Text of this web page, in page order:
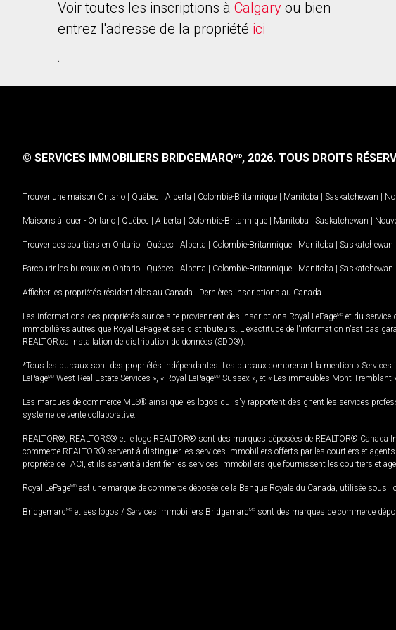
Voir toutes les inscriptions à Calgary ou bien
entrez l'adresse de la propriété ici
.
© SERVICES IMMOBILIERS BRIDGEMARQMD, 2026. TOUS DROITS
Trouver une maison Ontario | Québec | Alberta | Colombie-Britannique | Manitoba | Saskatchewan |
Maisons à louer - Ontario | Québec | Alberta | Colombie-Britannique | Manitoba | Saskatchewan |
Trouver des courtiers en Ontario | Québec | Alberta | Colombie-Britannique | Manitoba | Saskatchewan
Parcourir les bureaux en Ontario | Québec | Alberta | Colombie-Britannique | Manitoba | Saskatchewan
Afficher les propriétés résidentielles au Canada | Dernières inscriptions au Canada
Les informations des propriétés sur ce site proviennent des inscriptions Royal LePageMD et du service
immobilières autres que Royal LePage et ses distributeurs. L'exactitude de l'information n'est pas
REALTOR.ca Installation de distribution de données (SDD®).
*Tous les bureaux sont des propriétés indépendantes. Les bureaux comprenant la mention « Services
LePageMD West Real Estate Services », « Royal LePageMD Sussex », et « Les immeubles Mont-Tremblant
Les marques de commerce MLS® ainsi que les logos qui s'y rapportent désignent les services
système de vente collaborative.
REALTOR®, REALTORS® et le logo REALTOR® sont des marques déposées de REALTOR®
commerce REALTOR® servent à distinguer les services immobiliers offerts par les courtiers et
propriété de l'ACI, et ils servent à identifier les services immobiliers que fournissent les courtiers et
Royal LePageMD est une marque de commerce déposée de la Banque Royale du Canada, utilisée sous
BridgemarqMD et ses logos / Services immobiliers BridgemarqMD sont des marques de commerce